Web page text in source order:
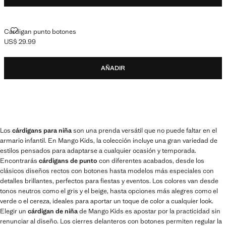
Cardigan punto botones
CARDIGAN PUNTO BOTONES
Precio actual [US$ 29.99 ]
US$ 29.99
AÑADIR
Los cárdigans para niñason una prenda versátil que no puede faltar en el
armario infantil. En Mango Kids, la colección incluye una gran variedad de
estilos pensados para adaptarse a cualquier ocasión y temporada.
Encontrarás cárdigans de punto con diferentes acabados, desde los
clásicos diseños rectos con botones hasta modelos más especiales con
detalles brillantes, perfectos para fiestas y eventos. Los colores van desde
tonos neutros como el gris y el beige, hasta opciones más alegres como el
verde o el cereza, ideales para aportar un toque de color a cualquier look.
Elegir un cárdigan de niñade Mango Kids es apostar por la practicidad sin
renunciar al diseño. Los cierres delanteros con botones permiten regular la